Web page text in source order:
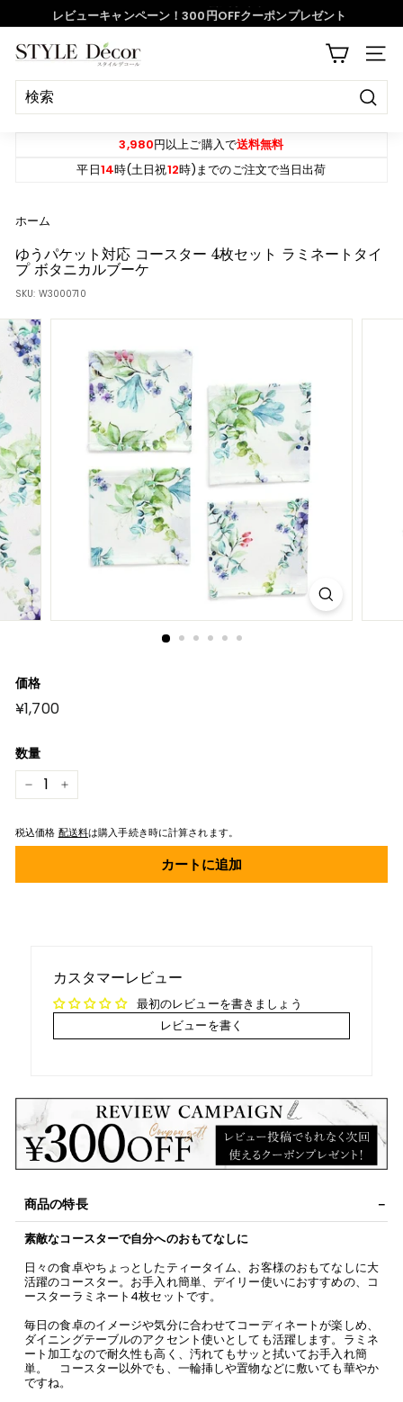
イ
ド
シ
ョ
ー
時
す
レビューキャンペーン！300円OFFクーポンプレゼント
S
T
Y
L
c
r
サイ
決
定
3,980円以上ご購入で送料無料
平日14時(土日祝12時)までのご注文で当日出荷
ホーム
ゆうパケット対応 コースター 4枚セット ラミネートタイ
プ ボタニカルブーケ
SKU: W3000710
価格
元
格
¥1,700¥1,700
数量
− +
税込価格 配送料は購入手続き時に計算されます。
カートに追加
カスタマーレビュー
最初のレビューを書きましょう
レビューを書く
商品の特長
素敵なコースターで自分へのおもてなしに
日々の食卓やちょっとしたティータイム、お客様のおもてなしに大
活躍のコースター。お手入れ簡単、デイリー使いにおすすめの、コ
ースターラミネート4枚セットです。
毎日の食卓のイメージや気分に合わせてコーディネートが楽しめ、
ダイニングテーブルのアクセント使いとしても活躍します。ラミネ
ート加工なので耐久性も高く、汚れてもサッと拭いてお手入れ簡
単。 コースター以外でも、一輪挿しや置物などに敷いても華やか
ですね。